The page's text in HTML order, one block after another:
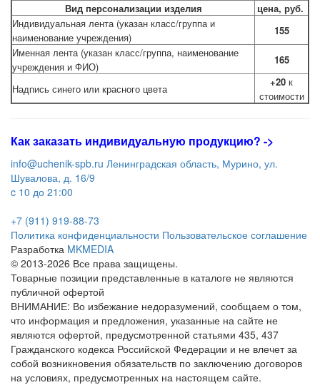
Вид персонализации изделия
цена, руб.
Индивидуальная лента (указан класс/группа и
наименование учреждения)
155
Именная лента (указан класс/группа, наименование
учреждения и ФИО)
165
Надпись синего или красного цвета
+20 к
стоимости
Как заказать индивидуальную продукцию? ->
info@uchenik-spb.ru Ленинградская область, Мурино, ул.
Шувалова, д. 16/9
c 10 до 21:00
+7 (911) 919-88-73
Политика конфиденциальности Пользовательское соглашение
Разработка MKMEDIA
© 2013-2026 Все права защищены.
Товарные позиции представленные в каталоге не являются
публичной офертой
ВНИМАНИЕ: Во избежание недоразумений, сообщаем о том,
что информация и предложения, указанные на сайте не
являются офертой, предусмотренной статьями 435, 437
Гражданского кодекса Российской Федерации и не влечет за
собой возникновения обязательств по заключению договоров
на условиях, предусмотренных на настоящем сайте.